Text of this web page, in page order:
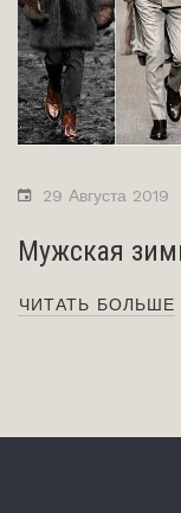
29 Августа 2019
Мужская
ЧИТАТЬ БОЛЬШЕ